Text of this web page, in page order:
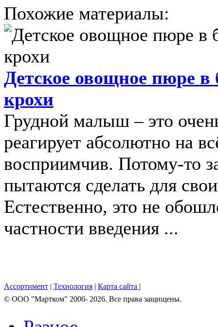
Похожие материалы:
Детское овощное пюре
крохи
Грудной малыш – это
реагирует абсолютно на
восприимчив. Потому-то
пытаются сделать для
Естественно, это не
частности введения ...
Ассортимент | Технология | Карта сайта |
© OOO "Мартком" 2006- 2026. Все права защищены.